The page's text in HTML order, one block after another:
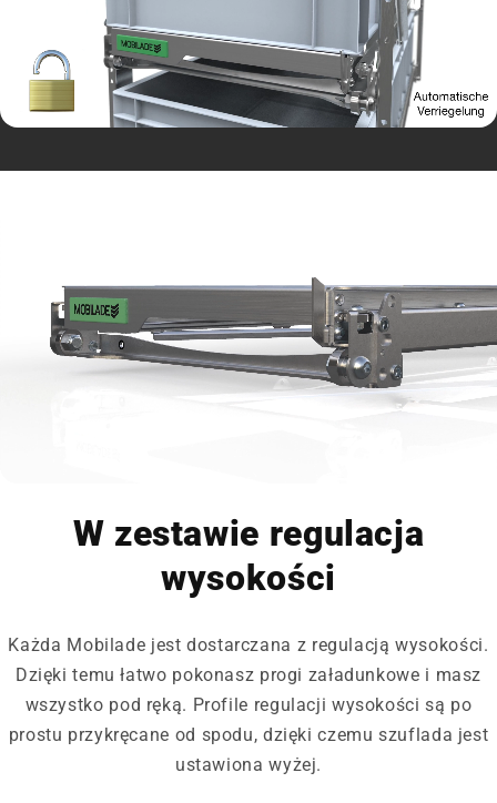
W zestawie regulacja
wysokości
Każda Mobilade jest dostarczana z regulacją wysokości.
Dzięki temu łatwo pokonasz progi załadunkowe i masz
wszystko pod ręką. Profile regulacji wysokości są po
prostu przykręcane od spodu, dzięki czemu szuflada jest
ustawiona wyżej.